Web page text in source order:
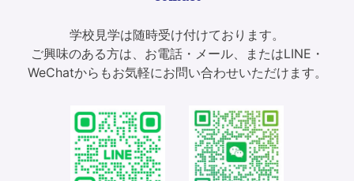
ョ
ン
学校見学は随時受け付けております。
ご興味のある方は、お電話・メール、またはLINE・
WeChatからもお気軽にお問い合わせいただけます。